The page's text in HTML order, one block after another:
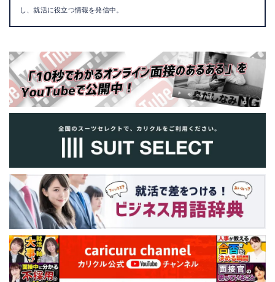
し、就活に役立つ情報を発信中。